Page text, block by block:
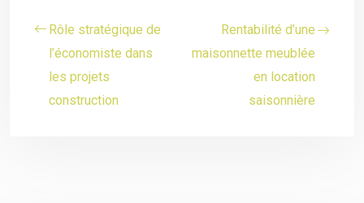
Rôle stratégique de
l’économiste dans
les projets
construction
Rentabilité d’une
maisonnette meublée
en location
saisonnière